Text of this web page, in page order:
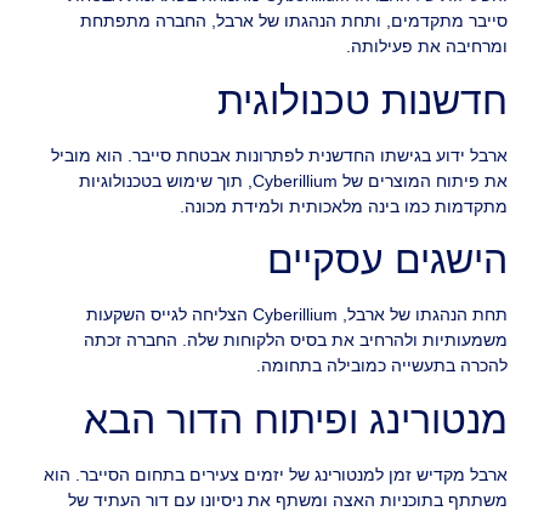
סייבר מתקדמים, ותחת הנהגתו של ארבל, החברה מתפתחת
ומרחיבה את פעילותה.
חדשנות טכנולוגית
ארבל ידוע בגישתו החדשנית לפתרונות אבטחת סייבר. הוא מוביל
את פיתוח המוצרים של Cyberillium, תוך שימוש בטכנולוגיות
מתקדמות כמו בינה מלאכותית ולמידת מכונה.
הישגים עסקיים
תחת הנהגתו של ארבל, Cyberillium הצליחה לגייס השקעות
משמעותיות ולהרחיב את בסיס הלקוחות שלה. החברה זכתה
להכרה בתעשייה כמובילה בתחומה.
מנטורינג ופיתוח הדור הבא
ארבל מקדיש זמן למנטורינג של יזמים צעירים בתחום הסייבר. הוא
משתתף בתוכניות האצה ומשתף את ניסיונו עם דור העתיד של